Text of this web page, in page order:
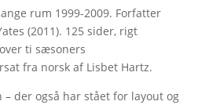
rum 1999-2009. Forfatter
(2011). 125 sider, rigt
ti sæsoners
fra norsk af Lisbet Hartz.
– der også har stået for layout og